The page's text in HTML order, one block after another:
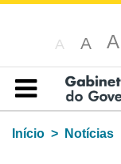
A A A
Índice
Início
Notícias